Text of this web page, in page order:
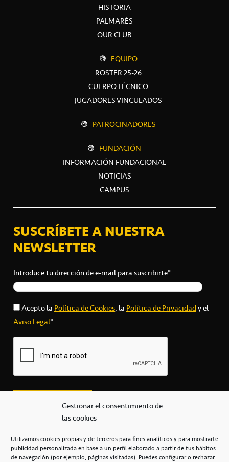
Gestionar el consentimiento de
las cookies
Utilizamos cookies propias y de terceros para fines analíticos y para mostrarte
publicidad personalizada en base a un perfil elaborado a partir de tus hábitos
de navegación (por ejemplo, páginas visitadas). Puedes configurar o rechazar
HISTORIA
PALMARÉS
OUR CLUB
EQUIPO
ROSTER 25-26
CUERPO TÉCNICO
JUGADORES VINCULADOS
PATROCINADORES
FUNDACIÓN
INFORMACIÓN FUNDACIONAL
NOTICIAS
CAMPUS
SUSCRÍBETE A NUESTRA
NEWSLETTER
Introduce tu dirección de e-mail para suscribirte*
Acepto laPolítica de Cookies, laPolítica de Privacidady el
Aviso Legal*
secretaria@cbcanarias.es